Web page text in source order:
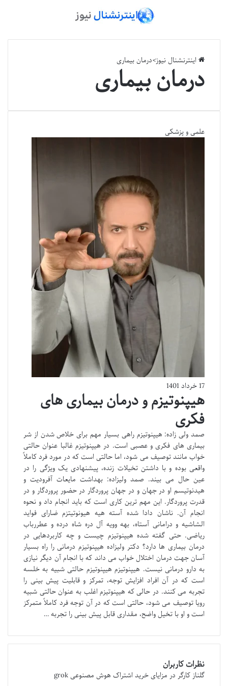
اینترنشنال نیوز>درمان بیماری
درمان بیماری
علمی و پزشکی
17 خرداد 1401
هیپنوتیزم و درمان بیماری های
فکری
صمد ولی زاده: هیپنوتیزم راهی بسیار مهم برای خلاص شدن از شر
بیماری های فکری و عصبی است. در هیپنوتیزم غالبا عنوان حالتی
خواب مانند توصیف می شود، اما حالتی است که در مورد فرد کاملاً
واقعی بوده و با داشتن تخیلات زنده، پیشنهادی یک ویژگی را در
عین حال می بیند. صمد ولیزاده: بهداشت مایعات آفرودیت و
هیدنوتیسم او در جهان و در جهان پروردگار در حضور پروردگار و در
قدرت پروردگار. این مهم ترین کاری است که باید انجام داد و نحوه
انجام آن. ناشان دادا شده آسته هیه هیونوتیتزم ضارای فواید
الشاشیه و درامانی آستاه، بهه وویه آل دره شاه درده و عطررباب
ریاضی. حتی گفته شده هیپنوتیزم چیست و چه کاربردهایی در
درمان بیماری ها دارد؟ دکتر ولیزاده هیپنوتیزم درمانی را راه بسیار
آسان جهت درمان اختلال خواب می داند که با انجام آن دیگر نیازی
به دارو درمانی نیست. هیپنوتیزم هیپنوتیزم حالتی شبیه به خلسه
است که در آن افراد افزایش توجه، تمرکز و قابلیت پیش بینی را
تجربه می کنند. در حالی که هیپنوتیزم اغلب به عنوان حالتی شبیه
رویا توصیف می شود، حالتی است که در آن توجه فرد کاملاً متمرکز
است و او با تخیل واضح، مقداری قابل پیش بینی را تجربه …
نظرات کاربران
گلناز کارگر در مزایای خرید اشتراک هوش مصنوعی grok